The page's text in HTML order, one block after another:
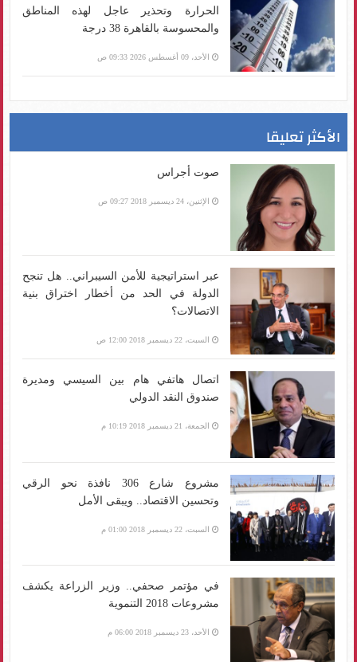
الحرارة وتحذير عاجل لهذه المناطق
والمحسوسة بالقاهرة 38 درجة
الأحد، 09 أغسطس 2026 09:33 ص
الأكثر تعليقا
صوت أجراس
الإثنين، 24 ديسمبر 2018 09:27 ص
عبر استراتيجية للأمن السيبراني.. هل تنجح
الدولة في الحد من أخطار اختراق بنية
الاتصالات؟
السبت، 22 ديسمبر 2018 12:00 ص
اتصال هاتفي هام بين السيسي ومديرة
صندوق النقد الدولي
الجمعة، 21 ديسمبر 2018 10:19 م
مشروع شارع 306 نافذة نحو الرقي
وتحسين الاقتصاد.. ويبقى الأمل
السبت، 22 ديسمبر 2018 01:00 م
في مؤتمر صحفي.. وزير الزراعة يكشف
مشروعات 2018 التنموية
الأحد، 23 ديسمبر 2018 06:00 م